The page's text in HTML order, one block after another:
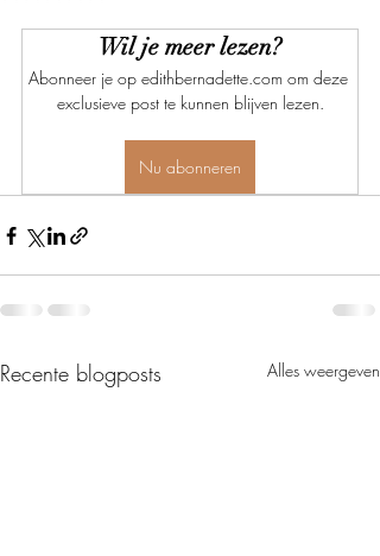
Wil je meer lezen?
Abonneer je op edithbernadette.com om deze
exclusieve post te kunnen blijven lezen.
Nu abonneren
Recente blogposts Alles weergeven